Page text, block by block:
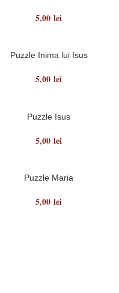
5,00 lei
Puzzle Inima lui Isus
5,00 lei
Puzzle Isus
5,00 lei
Puzzle Maria
5,00 lei